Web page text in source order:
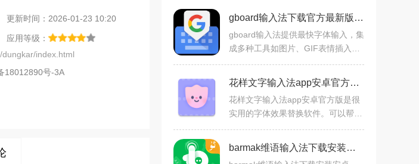
更新时间：2026-01-23 10:20
应用等级：
index.html
18012890号-3A
gboard输入法下载官方最新版v17.8.3安卓版
gboard输入法提供最快字体输入，集
成多种工具如图片、GIF表情插入。
拼音等多种输入方式，同时拥有丰富
的皮肤选择和无广告的纯净
花样文字输入法app安卓官方版v2.9.13手机版
花样文字输入法app安卓官方版是很
实用的字体效果替换软件。可以帮助
键盘开关按钮显示键盘列表，支持一
键输入热复制，方便实用，
barmak维语输入法下载安装安卓版v5.6.0安卓版